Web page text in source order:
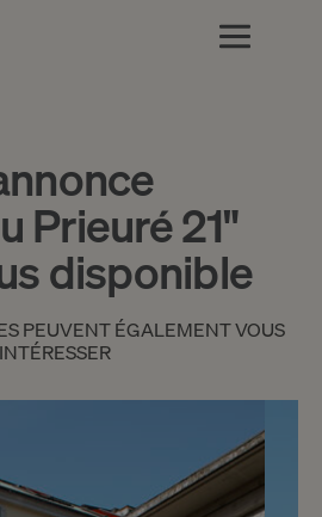
Prieuré 21"
disponible
PEUVENT ÉGALEMENT VOUS
INTÉRESSER